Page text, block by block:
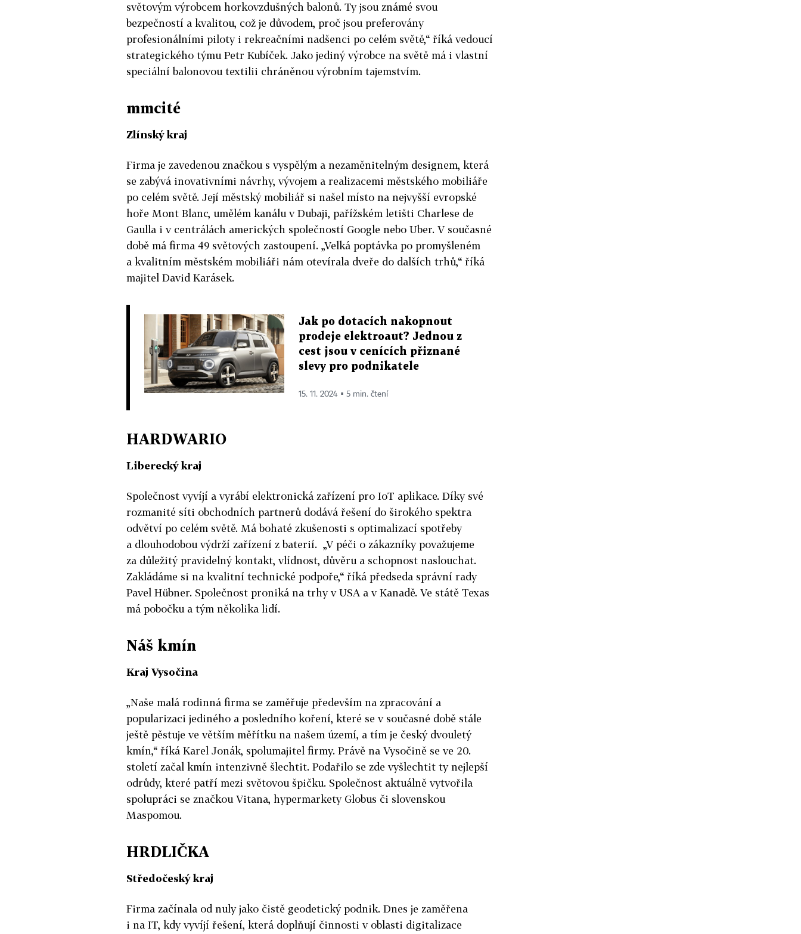
světovým výrobcem horkovzdušných balonů. Ty jsou známé svou
bezpečností a kvalitou, což je důvodem, proč jsou preferovány
profesionálními piloty i rekreačními nadšenci po celém světě,“ říká vedoucí
strategického týmu Petr Kubíček. Jako jediný výrobce na světě má i vlastní
speciální balonovou textilii chráněnou výrobním tajemstvím.
mmcité
Zlínský kraj
Firma je zavedenou značkou s vyspělým a nezaměnitelným designem, která
se zabývá inovativními návrhy, vývojem a realizacemi městského mobiliáře
po celém světě. Její městský mobiliář si našel místo na nejvyšší evropské
hoře Mont Blanc, umělém kanálu v Dubaji, pařížském letišti Charlese de
Gaulla i v centrálách amerických společností Google nebo Uber. V současné
době má firma 49 světových zastoupení. „Velká poptávka po promyšleném
a kvalitním městském mobiliáři nám otevírala dveře do dalších trhů,“ říká
majitel David Karásek.
Jak po dotacích nakopnout
prodeje elektroaut? Jednou z
cest jsou v cenících přiznané
slevy pro podnikatele
15. 11. 2024 ▪ 5 min. čtení
HARDWARIO
Liberecký kraj
Společnost vyvíjí a vyrábí elektronická zařízení pro IoT aplikace. Díky své
rozmanité síti obchodních partnerů dodává řešení do širokého spektra
odvětví po celém světě. Má bohaté zkušenosti s optimalizací spotřeby
a dlouhodobou výdrží zařízení z baterií. „V péči o zákazníky považujeme
za důležitý pravidelný kontakt, vlídnost, důvěru a schopnost naslouchat.
Zakládáme si na kvalitní technické podpoře,“ říká předseda správní rady
Pavel Hübner. Společnost proniká na trhy v USA a v Kanadě. Ve státě Texas
má pobočku a tým několika lidí.
Náš kmín
Kraj Vysočina
„Naše malá rodinná firma se zaměřuje především na zpracování a
popularizaci jediného a posledního koření, které se v současné době stále
ještě pěstuje ve větším měřítku na našem území, a tím je český dvouletý
kmín,“ říká Karel Jonák, spolumajitel firmy. Právě na Vysočině se ve 20.
století začal kmín intenzivně šlechtit. Podařilo se zde vyšlechtit ty nejlepší
odrůdy, které patří mezi světovou špičku. Společnost aktuálně vytvořila
spolupráci se značkou Vitana, hypermarkety Globus či slovenskou
Maspomou.
HRDLIČKA
Středočeský kraj
Firma začínala od nuly jako čistě geodetický podnik. Dnes je zaměřena
i na IT, kdy vyvíjí řešení, která doplňují činnosti v oblasti digitalizace